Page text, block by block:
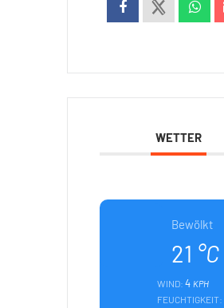
WETTER
Bewölkt
21 °C
WIND:4 KPH
FEUCHTIGKEIT: